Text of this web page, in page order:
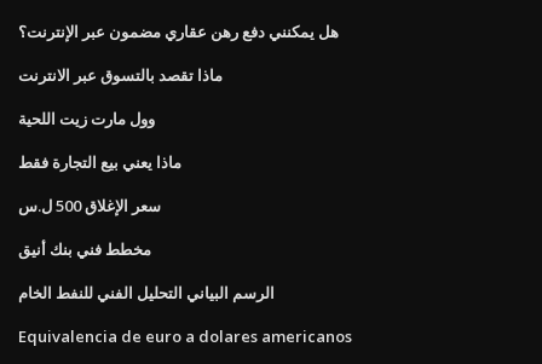
هل يمكنني دفع رهن عقاري مضمون عبر الإنترنت؟
ماذا تقصد بالتسوق عبر الانترنت
وول مارت زيت اللحية
ماذا يعني بيع التجارة فقط
سعر الإغلاق 500 ل.س
مخطط فني بنك أنيق
الرسم البياني التحليل الفني للنفط الخام
Equivalencia de euro a dolares americanos